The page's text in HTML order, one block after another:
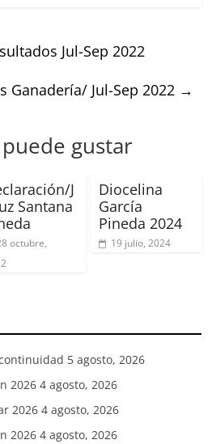
Jul-Sep 2022
Ganadería/ Jul-Sep 2022 →
gustar
J
Santana
octubre,
Diocelina
García
Pineda 2024
19 julio, 2024
5 agosto, 2026
2026 4 agosto, 2026
2026 4 agosto, 2026
2026 4 agosto, 2026